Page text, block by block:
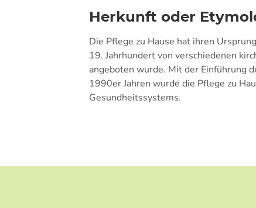
Herkunft oder
Die Pflege zu Hause hat ihren
19. Jahrhundert von verschiedenen
angeboten wurde. Mit der Einführung
1990er Jahren wurde die Pflege zu
Gesundheitssystems.